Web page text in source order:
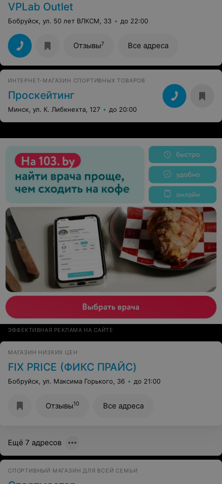
VPLab Outlet
Бобруйск, ул. 50 лет ВЛКСМ, 33 до 22:00
Отзывы7 Все адреса
ИНТЕРНЕТ-МАГАЗИН СПОРТИВНЫХ ТОВАРОВ
Проскейтинг
Минск, ул. К. Либкнехта, 127 до 20:00
ЭФФЕКТИВНАЯ РЕКЛАМА НА САЙТЕ
МАГАЗИН НИЗКИХ ЦЕН
FIX PRICE (ФИКС ПРАЙС)
Бобруйск, ул. Максима Горького, 36 до 21:00
Отзывы10 Все адреса
Ещё 7 адресов
СПОРТИВНЫЙ МАГАЗИН ДЛЯ ВСЕЙ СЕМЬИ